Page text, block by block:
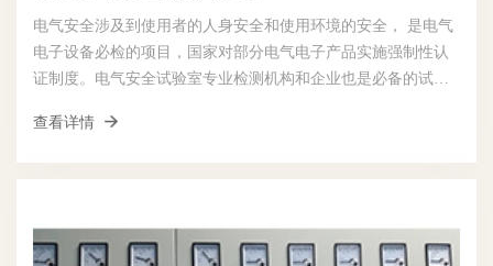
电气安全涉及到使用者的人身安全和使用环境的安全， 是电气
电子设备必检的项目，国家对部分电气电子产品实施强制性认
证制度。电气安全试验室专业检测机构和企业也是必备的试验
查看详情